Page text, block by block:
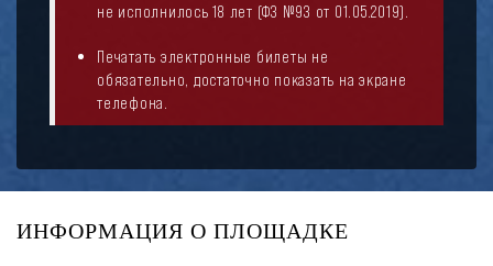
не исполнилось 18 лет (ФЗ №93 от 01.05.2019).
Печатать электронные билеты не
обязательно, достаточно показать на экране
телефона.
ИНФОРМАЦИЯ О ПЛОЩАДКЕ